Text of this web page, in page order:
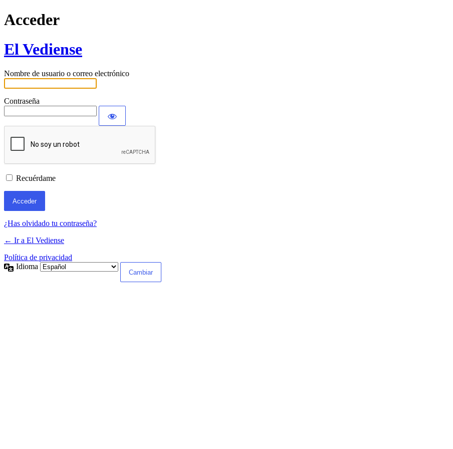
Acceder
El Vediense
Nombre de usuario o correo electrónico
Contraseña
Recuérdame
¿Has olvidado tu contraseña?
← Ir a El Vediense
Política de privacidad
Idioma